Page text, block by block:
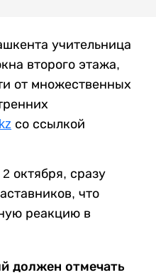
учительница
второго этажа,
от множественных
со ссылкой
октября, сразу
что
реакцию в
должен отмечать